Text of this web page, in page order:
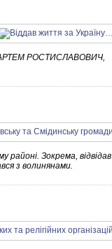
АРТЕМ РОСТИСЛАВОВИЧ,
районі. Зокрема, відвідав
з волинянами.